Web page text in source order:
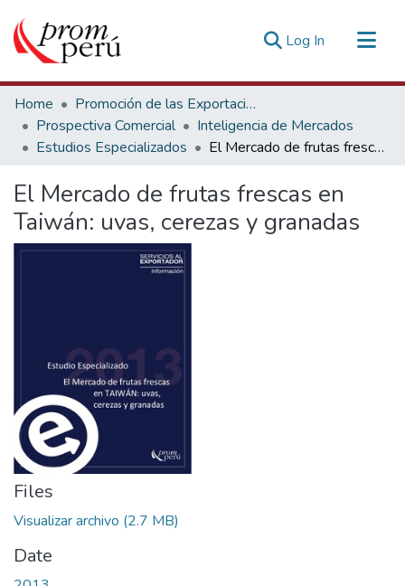
Log In (current)
Communities & Collections
All of DSpace
Statistics
Home
Promoción de las Exportaciones
Prospectiva Comercial
Inteligencia de Mercados
Estudios Especializados
El Mercado de frutas frescas en Taiwán: uvas, cerezas y granadas
El Mercado de frutas frescas en
Taiwán: uvas, cerezas y granadas
Files
Visualizar archivo (2.7 MB)
Date